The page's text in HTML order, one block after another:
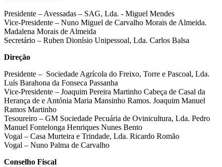
Presidente – Avessadas – SAG, Lda. - Miguel Mendes
Vice-Presidente – Nuno Miguel de Carvalho Morais de Almeida.
Madalena Morais de Almeida
Secretário – Ruben Dionísio Unipessoal, Lda. Carlos Balsa
Direção
Presidente – Sociedade Agrícola do Freixo, Torre e Pascoal, Lda.
Luís Barahona da Fonseca Passanha
Vice-Presidente – Joaquim Pereira Martinho Cabeça de Casal da
Herança de e Antónia Maria Mansinho Ramos. Joaquim Manuel
Ramos Martinho
Tesoureiro – GM Sociedade Pecuária de Ovinicultura, Lda. Pedro
Manuel Fontelonga Henriques Nunes Bento
Vogal – Casa Murteira e Trindade, Lda. Ricardo Romão
Vogal – Nuno Palma de Carvalho
Conselho Fiscal